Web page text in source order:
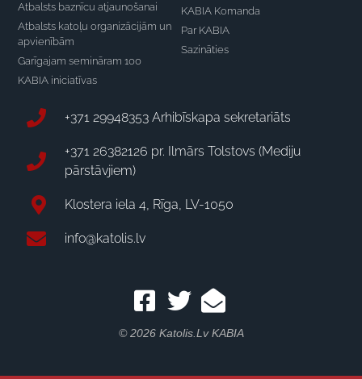
Atbalsts baznīcu atjaunošanai
Atbalsts katoļu organizācijām un
apvienībām
Garīgajam semināram 100
KABIA iniciatīvas
KABIA Komanda
Par KABIA
Sazināties
+371 29948353 Arhibīskapa sekretariāts
+371 26382126 pr. Ilmārs Tolstovs (Mediju
pārstāvjiem)
Klostera iela 4, Rīga, LV-1050
info@katolis.lv
© 2026 Katolis.lv KABIA